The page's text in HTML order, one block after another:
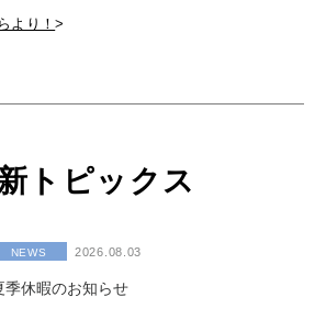
より！>
トピックス
NEWS 2026.08.03
季休暇のお知らせ